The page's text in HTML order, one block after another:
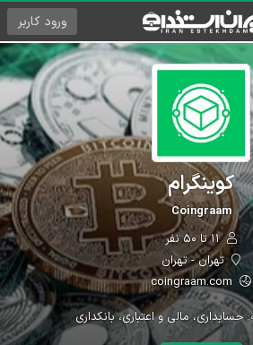
ورود کاربر
کوینگرام
Coingraam
۱۱ تا ۵۰ نفر
تهران - تهران
حسابداری، مالی و اعتباری، بانکداری